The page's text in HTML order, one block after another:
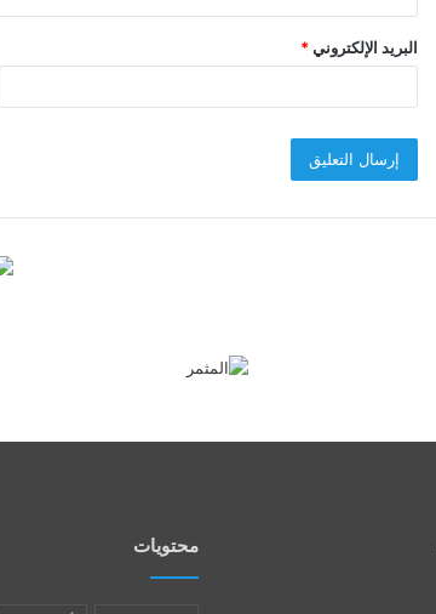
البريد الإلكتروني*
محتويات